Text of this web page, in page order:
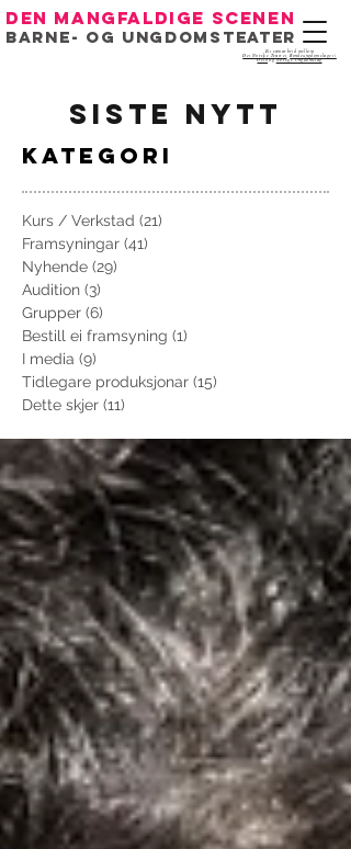
Eit samarbeid mellom
Det Norske Teatret ,Bondeungdomslaget i
OsloogNoregs Ungdomslag
Den mangfaldige scenen
Barne- og ungdomsteater
siste nytt
kategori
Kurs / Verkstad (21)
Framsyningar (41)
Nyhende (29)
Audition (3)
Grupper (6)
Bestill ei framsyning (1)
I media (9)
Tidlegare produksjonar (15)
Dette skjer (11)